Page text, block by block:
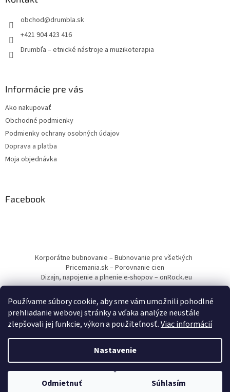
Používame súbory cookie, aby sme vám umožnili pohodlné
prehliadanie webovej stránky a vďaka analýze neustále
zlepšovali jej funkcie, výkon a použiteľnosť.Viac informácií
Nastavenie
Odmietnuť Súhlasím
obchod@drumbla.sk
+421 904 423 416
Drumbľa – etnické nástroje a muzikoterapia
Informácie pre vás
Ako nakupovať
Obchodné podmienky
Podmienky ochrany osobných údajov
Doprava a platba
Moja objednávka
Facebook
Korporátne bubnovanie – Bubnovanie pre všetkých
Pricemania.sk – Porovnanie cien
Dizajn, napojenie a plnenie e-shopov – onRock.eu
Copyright 2026Drumbľa – Etnické nástroje a muzikoterapia.
Všetky práva vyhradené.
Upraviť nastavenie cookies